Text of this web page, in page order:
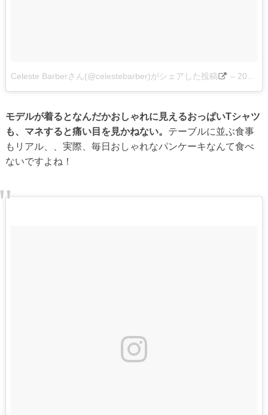
Celeste Barberさん(@celestebarber)がシェアした投稿 – 2017 5月 30 12:29午前 PDT
モデルが着るとなんだかおしゃれに見えるおっぱいTシャツ
も、マネすると痛い目を見かねない。 テーブルに並ぶ食事
もリアル、、実際、毎日おしゃれなパンケーキなんて食べ
ないですよね！